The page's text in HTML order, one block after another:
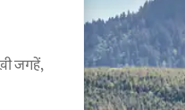
जगहें,